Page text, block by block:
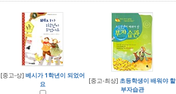
[중고-상] 베시가 1학년이 되었어
요
[중고-최상] 초등학생이 배워야 할
부자습관